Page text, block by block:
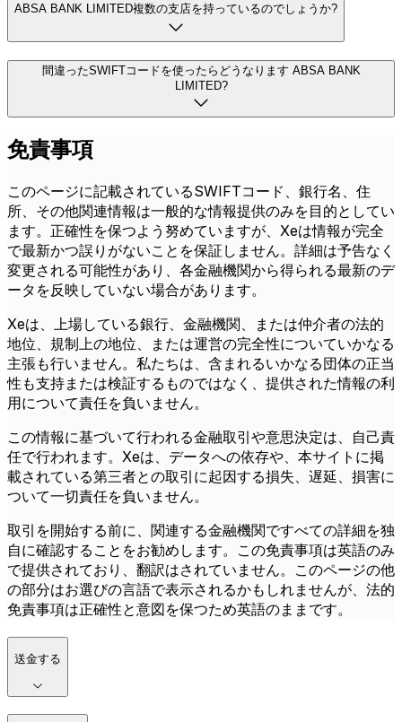
ABSA BANK LIMITED複数の支店を持っているのでしょうか?
間違ったSWIFTコードを使ったらどうなります ABSA BANK
LIMITED?
免責事項
このページに記載されているSWIFTコード、銀行名、住
所、その他関連情報は一般的な情報提供のみを目的としてい
ます。正確性を保つよう努めていますが、Xeは情報が完全
で最新かつ誤りがないことを保証しません。詳細は予告なく
変更される可能性があり、各金融機関から得られる最新のデ
ータを反映していない場合があります。
Xeは、上場している銀行、金融機関、または仲介者の法的
地位、規制上の地位、または運営の完全性についていかなる
主張も行いません。私たちは、含まれるいかなる団体の正当
性も支持または検証するものではなく、提供された情報の利
用について責任を負いません。
この情報に基づいて行われる金融取引や意思決定は、自己責
任で行われます。Xeは、データへの依存や、本サイトに掲
載されている第三者との取引に起因する損失、遅延、損害に
ついて一切責任を負いません。
取引を開始する前に、関連する金融機関ですべての詳細を独
自に確認することをお勧めします。この免責事項は英語のみ
で提供されており、翻訳はされていません。このページの他
の部分はお選びの言語で表示されるかもしれませんが、法的
免責事項は正確性と意図を保つため英語のままです。
送金する